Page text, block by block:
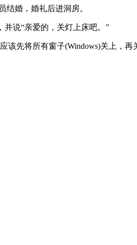
婚，婚礼后进洞房。
说“亲爱的，关灯上床吧。”
先将所有窗子(Windows)关上，再